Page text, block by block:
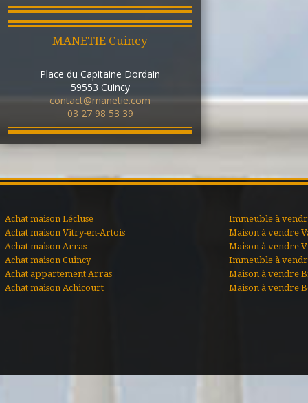
MANETIE Cuincy
Place du Capitaine Dordain
59553 Cuincy
contact@manetie.com
03 27 98 53 39
Achat maison Lécluse
Achat maison Vitry-en-Artois
Achat maison Arras
Achat maison Cuincy
Achat appartement Arras
Achat maison Achicourt
Immeuble à
Maison à vendre
Maison à vendre
Immeuble à
Maison à vendre
Maison à vendre